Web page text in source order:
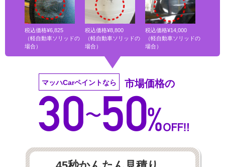
税込価格¥6,825
（軽自動車ソリッドの
場合）
税込価格¥8,800
（軽自動車ソリッドの
場合）
税込価格¥14,000
（軽自動車ソリッドの
場合）
マッハCarペイントなら 市場価格の